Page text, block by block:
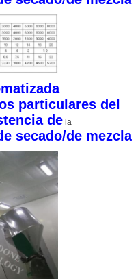
particulares del
de la
secado/de mezcla